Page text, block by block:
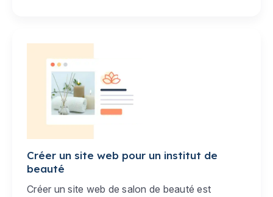
Créer un site web pour un institut de
beauté
Créer un site web de salon de beauté est